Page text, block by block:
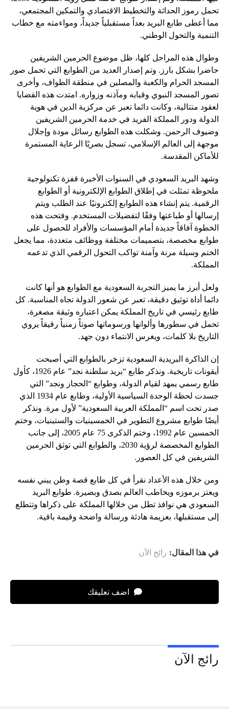
تحمل رموز الحداثة والتخطيط الاقتصادي والتمكين المجتمعي،
مما أعطى طابع البريد بعداً مستقبلياً جديداً، ومواءمته مع خطاب
التنمية والتحول الوطني.
وطوال هذه المراحل كلها، ظل موضوع الحرمين الشريفين
حاضرا بشكل بارز. وتم إصدار العديد من الطوابع التي تحمل صور
المسجد الحرام والكعبة والمصلين في منطقة الطواف، وأخرى
تصور المسجد النبوي وقبابه ومآذنه وزواره. امتدت هذه القضايا
لعقود متتالية، وكانت دائما تعبر عن مركزية الدين في هوية
الدولة ودور المملكة الفريد في خدمة الحرمين الشريفين
وضيوف الرحمن. وشكلت هذه الطوابع رسائل مودة وإجلال
موجهة إلى العالم الإسلامي، تسجل بصريًا الرعاية المستمرة
للأماكن المقدسة.
وشهد البريد السعودي في السنوات الأخيرة قفزة تكنولوجية
ملحوظة تمثلت في إطلاق الطوابع الإلكترونية أو الطوابع
الرقمية. يتم إنشاء هذه الطوابع إلكترونيًا عند الطلب ويتم
إرسالها أو طباعتها وفقًا لتفضيلات المستخدم. وفتحت هذه
الخطوة آفاقاً جديدة أمام المؤسسات والأفراد للحصول على
طوابع مخصصة، بتصميمات مختلفة ووظائف متعددة، مما يجعل
الختم وسيلة مرنة وآمنة تواكب التحول الرقمي الذي تدعمه
المملكة.
ولعل أبرز ما يميز التجربة السعودية مع الطوابع هو أنها كانت
دائما أداة توثيق دقيقة، تعبر عن شعور الدولة تجاه المناسبة. كل
طابع رئيسي في تاريخ المملكة يمكن اعتباره وثيقة مصغرة،
تحمل في سطورها وألوانها ورسوماتها صوتاً زمنياً رقيقاً يروي
التاريخ بلا كلمات، ويغرس الانتماء دون جهد.
إن الذاكرة البريدية السعودية تزخر بالطوابع التي أصبحت
أيقونات تاريخية. ونذكر طابع “بريد سلطنة نجد” عام 1926، كأول
طابع رسمي يمهد لقيام الدولة، وطوابع “الحجاز ونجد” التي
جسدت لحظة الوحدة السياسية الأولية، وطابع عام 1934 الذي
صدر تحت اسم “المملكة العربية السعودية” لأول مرة. ونذكر
أيضًا طوابع مشروع التطوير في الخمسينيات والستينيات، وختم
الخمسين عام 1992، وختم الذكرى 75 عام 2005، إلى جانب
الطوابع المخصصة لرؤية 2030، والطوابع التي توثق الحرمين
الشريفين في كل العصور.
ومن خلال هذه الأعداد نقرأ في كل طابع قصة وطن يبني نفسه
ويعتز برموزه ويخاطب العالم بصدق وبصيرة. طوابع البريد
السعودي هي نوافذ تطل من خلالها المملكة على ذكراها وتتطلع
إلى مستقبلها، بعزيمة هادئة ورسالة واضحة وقيمة باقية.
في هذا المقال: رائج الآن
اضف تعليقك
رائج الآن